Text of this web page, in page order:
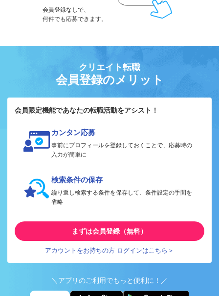
会員登録なしで、
何件でも応募できます。
クリエイト転職
会員登録のメリット
会員限定機能であなたの転職活動をアシスト！
カンタン応募
事前にプロフィールを登録しておくことで、応募時の
入力が簡単に
検索条件の保存
繰り返し検索する条件を保存して、条件設定の手間を
省略
まずは会員登録（無料）
アカウントをお持ちの方 ログインはこちら＞
＼アプリのご利用でもっと便利に！／